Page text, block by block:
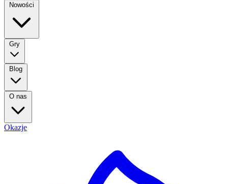
Nowości
Gry
Blog
O nas
Okazje